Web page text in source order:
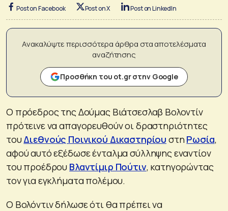
Post on Facebook Post on X Post on LinkedIn
Ανακαλύψτε περισσότερα άρθρα στα αποτελέσματα
αναζήτησης
Προσθήκη του ot.gr στην Google
Ο πρόεδρος της Δούμας Βιάτσεσλαβ Βολοντίν
πρότεινε να απαγορευθούν οι δραστηριότητες
τουΔιεθνούς Ποινικού Δικαστηρίου στηΡωσία,
αφού αυτό εξέδωσε ένταλμα σύλληψης εναντίον
του προέδρου Βλαντίμιρ Πούτιν, κατηγορώντας
τον για εγκλήματα πολέμου.
Ο Βολόντιν δήλωσε ότι θα πρέπει να